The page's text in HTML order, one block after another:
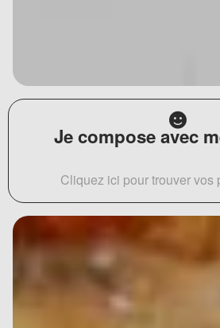
Je compose avec
Cliquez ici pour trouver vos